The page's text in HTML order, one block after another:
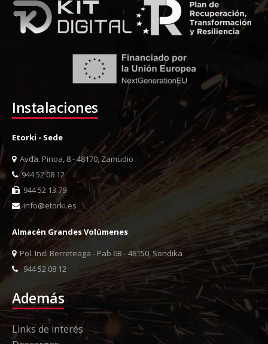
Instalaciones
Etorki - Sede
Avda. Pinoa, 8 - 48170, Zamudio
944 52 08 12
944 52 13 79
info@etorki.es
Almacén Grandes Volúmenes
Pol. Ind. Berreteaga - Pab 6B - 48150, Sondika
944 52 08 12
Además
Links de interés